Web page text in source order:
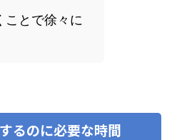
ことで徐々に
るのに必要な時間